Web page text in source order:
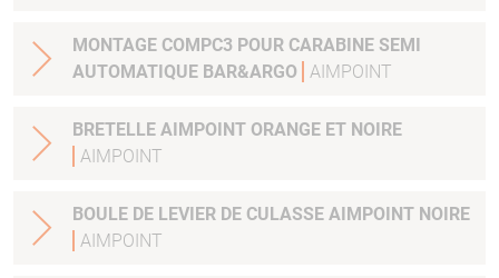
MONTAGE COMPC3 POUR CARABINE SEMI
AUTOMATIQUE BAR&ARGO
AIMPOINT
BRETELLE AIMPOINT ORANGE ET NOIRE
AIMPOINT
BOULE DE LEVIER DE CULASSE AIMPOINT NOIRE
AIMPOINT